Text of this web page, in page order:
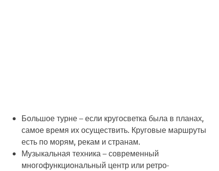
Большое турне – если кругосветка была в планах,
самое время их осуществить. Круговые маршруты
есть по морям, рекам и странам.
Музыкальная техника – современный
многофункциональный центр или ретро-